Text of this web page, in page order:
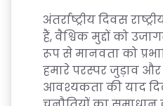
अंतर्राष्ट्रीय दिवस
हैं, वैश्विक मुद्दों को
रूप से मानवता को
हमारे परस्पर जुड़ाव
आवश्यकता की याद